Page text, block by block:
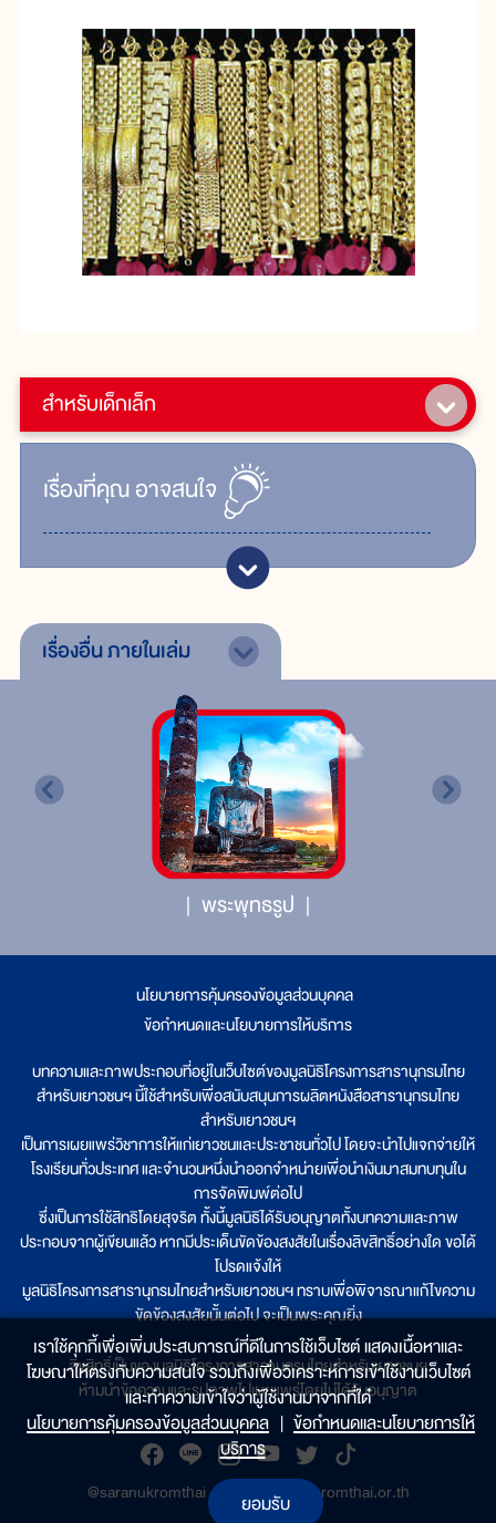
สำหรับเด็กเล็ก
เรื่ิองที่คุณอาจสนใจ
เรื่องอื่นภายในเล่ม
พระพุทธรูป
นโยบายการคุ้มครองข้อมูลส่วนบุคคล
ข้อกำหนดและนโยบายการให้บริการ
บทความและภาพประกอบที่อยู่ในเว็บไซต์ของมูลนิธิโครงการสารานุกรมไทย
สำหรับเยาวชนฯ นี้ใช้สำหรับเพื่อสนับสนุนการผลิตหนังสือสารานุกรมไทย
สำหรับเยาวชนฯ
เป็นการเผยแพร่วิชาการให้แก่เยาวชนและประชาชนทั่วไป โดยจะนำไปแจกจ่ายให้
โรงเรียนทั่วประเทศ และจำนวนหนึ่งนำออกจำหน่ายเพื่อนำเงินมาสมทบทุนใน
การจัดพิมพ์ต่อไป
ซึ่งเป็นการใช้สิทธิโดยสุจริต ทั้งนี้มูลนิธิได้รับอนุญาตทั้งบทความและภาพ
ประกอบจากผู้เขียนแล้ว หากมีประเด็นขัดข้องสงสัยในเรื่องลิขสิทธิ์อย่างใด ขอได้
โปรดแจ้งให้
มูลนิธิโครงการสารานุกรมไทยสำหรับเยาวชนฯ ทราบเพื่อพิจารณาแก้ไขความ
ขัดข้องสงสัยนั้นต่อไป จะเป็นพระคุณยิ่ง
ลิขสิทธิ์เป็นของมูลนิธิโครงการสารานุกรมไทยสำหรับเยาวชนฯ
ห้ามนำข้อความและรูปภาพไปเผยแพร่โดยไม่ได้รับอนุญาต
@saranukromthai | www.saranukromthai.or.th
เราใช้คุกกี้เพื่อเพิ่มประสบการณ์ที่ดีในการใช้เว็บไซต์ แสดงเนื้อหาและ
โฆษณาให้ตรงกับความสนใจ รวมถึงเพื่อวิเคราะห์การเข้าใช้งานเว็บไซต์
และทำความเข้าใจว่าผู้ใช้งานมาจากที่ใด๋
นโยบายการคุ้มครองข้อมูลส่วนบุคคล | ข้อกำหนดและนโยบายการให้
บริการ
ยอมรับ